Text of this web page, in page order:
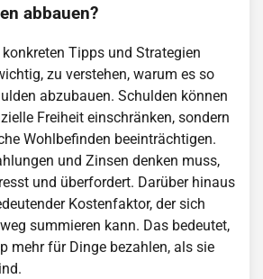
abbauen?
Tipps und Strategien
zu verstehen, warum es so
abzubauen. Schulden können
Freiheit einschränken, sondern
Wohlbefinden beeinträchtigen.
und Zinsen denken muss,
und überfordert. Darüber hinaus
Kostenfaktor, der sich
summieren kann. Das bedeutet,
mehr für Dinge bezahlen, als sie